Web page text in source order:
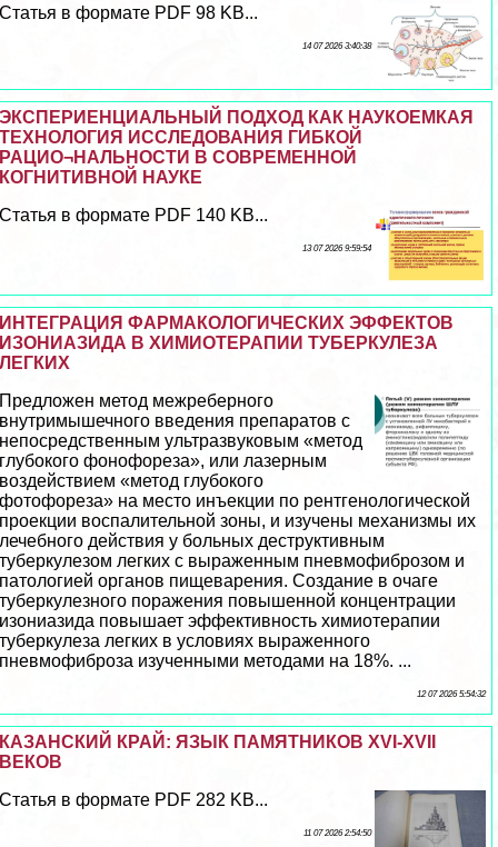
Статья в формате PDF 98 KB...
14 07 2026 3:40:38
ЭКСПЕРИЕНЦИАЛЬНЫЙ ПОДХОД КАК НАУКОЕМКАЯ
ТЕХНОЛОГИЯ ИССЛЕДОВАНИЯ ГИБКОЙ
РАЦИО¬НАЛЬНОСТИ В СОВРЕМЕННОЙ
КОГНИТИВНОЙ НАУКЕ
Статья в формате PDF 140 KB...
13 07 2026 9:59:54
ИНТЕГРАЦИЯ ФАРМАКОЛОГИЧЕСКИХ ЭФФЕКТОВ
ИЗОНИАЗИДА В ХИМИОТЕРАПИИ ТУБЕРКУЛЕЗА
ЛЕГКИХ
Предложен метод межреберного
внутримышечного введения препаратов с
непосредственным ультразвуковым «метод
глубокого фонофореза», или лазерным
воздействием «метод глубокого
фотофореза» на место инъекции по рентгенологической
проекции воспалительной зоны, и изучены механизмы их
лечебного действия у больных деструктивным
туберкулезом легких с выраженным пневмофиброзом и
патологией органов пищеварения. Создание в очаге
туберкулезного поражения повышенной концентрации
изониазида повышает эффективность химиотерапии
туберкулеза легких в условиях выраженного
пневмофиброза изученными методами на 18%. ...
12 07 2026 5:54:32
КАЗАНСКИЙ КРАЙ: ЯЗЫК ПАМЯТНИКОВ XVI-XVII
ВЕКОВ
Статья в формате PDF 282 KB...
11 07 2026 2:54:50